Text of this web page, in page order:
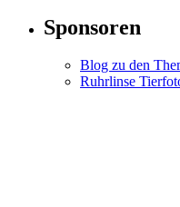
Sponsoren
Blog zu den
Ruhrlinse